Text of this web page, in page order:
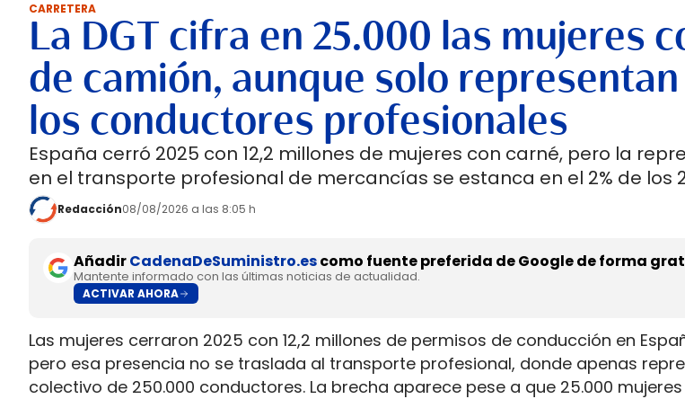
CARRETERA
La DGT cifra en 25.000 las mujeres
de camión, aunque solo representan
los conductores profesionales
España cerró 2025 con 12,2 millones de mujeres con carné, pero la
en el transporte profesional de mercancías se estanca en el 2% de los
Redacción08/08/2026 a las 8:05 h
AñadirCadenaDeSuministro.escomo fuente preferida de Google de forma
Mantente informado con las últimas noticias de actualidad.
ACTIVAR AHORA
Las mujeres cerraron 2025 con 12,2 millones de permisos de conducción en
pero esa presencia no se traslada al transporte profesional, donde apenas
colectivo de 250.000 conductores. La brecha aparece pese a que 25.000